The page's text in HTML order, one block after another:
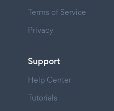
Terms of Service
Privacy
Support
Help Center
Tutorials